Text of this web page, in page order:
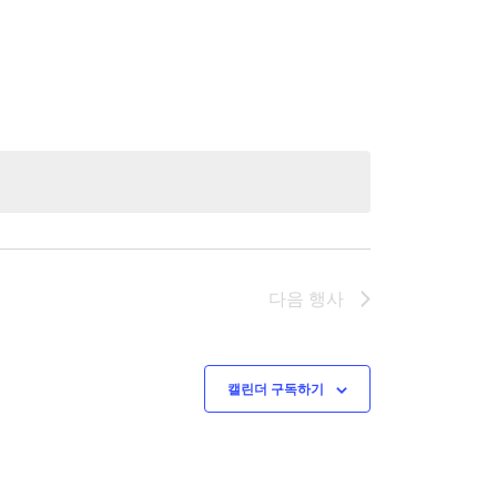
다음 행사
캘린더 구독하기